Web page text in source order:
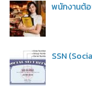
พนักงานต้
SSN